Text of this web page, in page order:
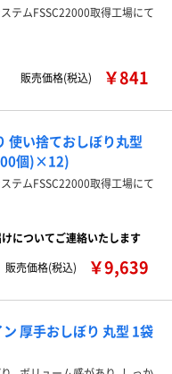
テムFSSC22000取得工場にて
販売価格(税込)
￥841
使い捨ておしぼり丸型
個)×12)
テムFSSC22000取得工場にて
けについてご連絡いたします
販売価格(税込)
￥9,639
厚手おしぼり 丸型 1袋